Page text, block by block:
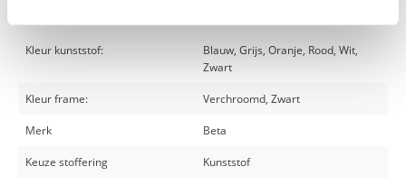
Kleur kunststof:
Blauw, Grijs, Oranje, Rood, Wit,
Zwart
Kleur frame: Verchroomd, Zwart
Merk Beta
Keuze stoffering Kunststof